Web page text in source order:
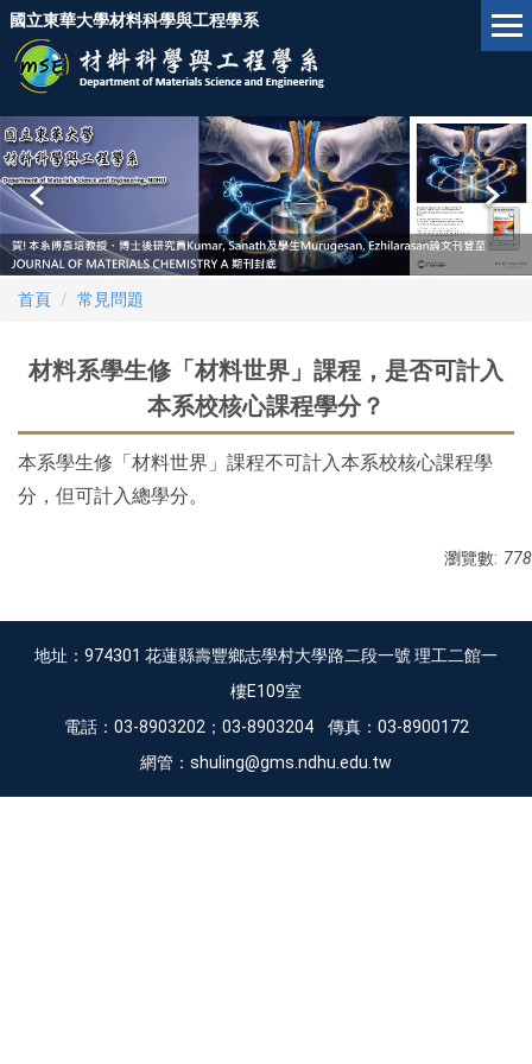
跳
到
主
要
內
容
區
國立東華大學材料科學與工程學系
首頁 常見問題
材料系學生修「材料世界」課程，是否可計入
本系校核心課程學分？
本系學生修「材料世界」課程不可計入本系校核心課程學
分，但可計入總學分。
瀏覽數: 778
地址：974301 花蓮縣壽豐鄉志學村大學路二段一號 理工二館一
樓E109室
電話：03-8903202；03-8903204 傳真：03-8900172
網管：shuling@gms.ndhu.edu.tw